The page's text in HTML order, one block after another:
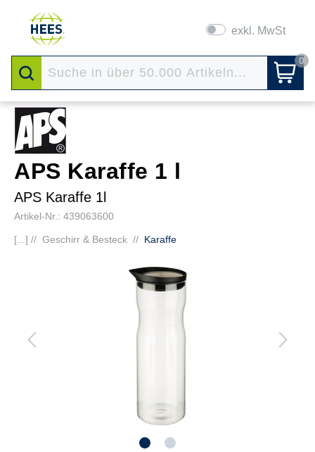
exkl. MwSt
0
APS Karaffe 1 l
APS Karaffe 1l
Artikel-Nr.: 439063600
[...] // Geschirr & Besteck // Karaffe